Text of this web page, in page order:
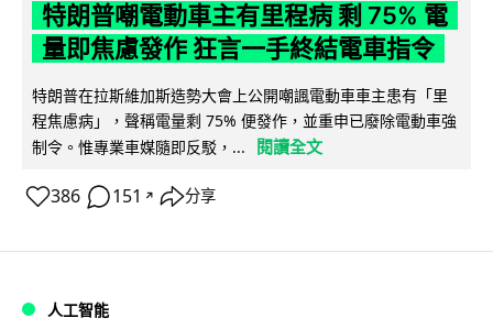
特朗普嘲電動車主有里程病 剩 75% 電
量即焦慮發作 狂言一手終結電車指令
特朗普在拉斯維加斯造勢大會上公開嘲諷電動車車主患有「里
程焦慮病」，聲稱電量剩 75% 便發作，並重申已廢除電動車強
制令。惟專業車媒隨即反駁，...
閱讀全文
386 151 ↗ 分享
人工智能